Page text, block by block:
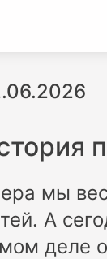
мы
А
деле